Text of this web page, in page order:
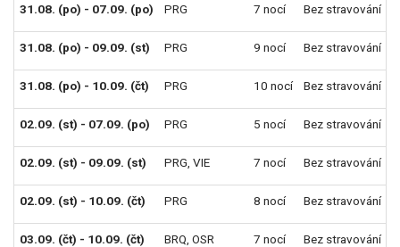
31.08. (po) - 07.09. (po) PRG 7 nocí Bez stravování
31.08. (po) - 09.09. (st) PRG 9 nocí Bez stravování
31.08. (po) - 10.09. (čt) PRG 10 nocí Bez stravování
02.09. (st) - 07.09. (po) PRG 5 nocí Bez stravování
02.09. (st) - 09.09. (st) PRG VIE 7 nocí Bez stravování
02.09. (st) - 10.09. (čt) PRG 8 nocí Bez stravování
03.09. (čt) - 10.09. (čt) BRQ OSR 7 nocí Bez stravování